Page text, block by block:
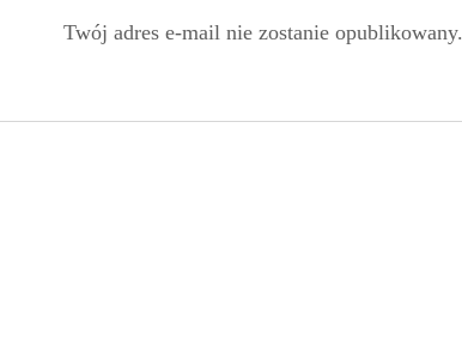
Twój adres e-mail nie zostanie opublikowany.